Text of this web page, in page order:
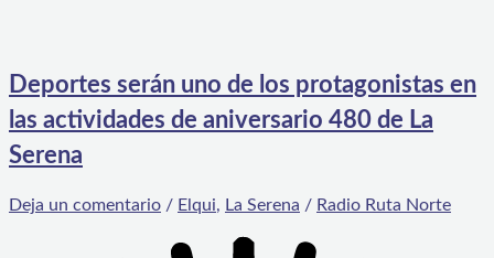
Deportes serán uno de los protagonistas en
las actividades de aniversario 480 de La
Serena
Deja un comentario / Elqui, La Serena / Radio Ruta Norte